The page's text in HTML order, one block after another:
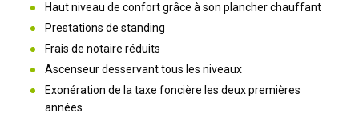
Haut niveau de confort grâce à son plancher chauffant
Prestations de standing
Frais de notaire réduits
Ascenseur desservant tous les niveaux
Exonération de la taxe foncière les deux premières
années